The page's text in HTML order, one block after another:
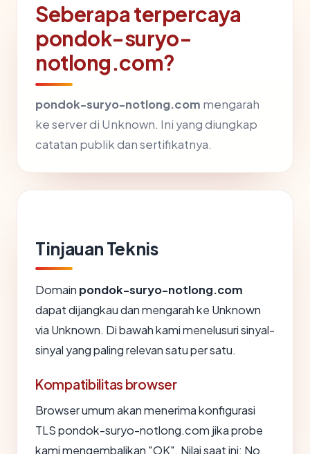
Seberapa terpercaya
pondok-suryo-
notlong.com?
pondok-suryo-notlong.com mengarah
ke server di Unknown. Ini yang diungkap
catatan publik dan sertifikatnya.
Tinjauan Teknis
Domain pondok-suryo-notlong.com
dapat dijangkau dan mengarah ke Unknown
via Unknown. Di bawah kami menelusuri sinyal-
sinyal yang paling relevan satu per satu.
Kompatibilitas browser
Browser umum akan menerima konfigurasi
TLS pondok-suryo-notlong.com jika probe
kami mengembalikan "OK". Nilai saat ini: No.